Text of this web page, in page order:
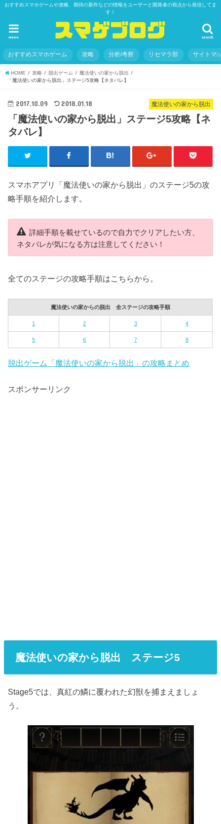
おすすめスマホゲームや攻略、期待の新作などの情報をユーザーと開発者の視点から発信してま
す！
search
menu
おすすめスマホゲーム 攻略 分析/考察 リセマラ部 サイトマ
HOME 攻略 脱出ゲーム
魔法使いの家から脱出
「魔法使いの家から脱出」ステージ5攻略【ネタバレ】
魔法使いの家から脱出
2017.10.09 2018.01.18
「魔法使いの家から脱出」ステージ5攻略【ネ
タバレ】
スマホアプリ「魔法使いの家から脱出」のステージ5の攻
略手順を紹介します。
詳細手順を載せているので自力でクリアしたい方、
ネタバレが気になる方は注意してください！
全てのステージの攻略手順はこちらから。
魔法使いの家からの脱出 全ステージの攻略手順
1 2 3 4
5 6 7 8
脱出ゲーム「魔法使いの家から脱出」の攻略まとめ
スポンサーリンク
魔法使いの家から脱出 ステージ5
Stage5では、真紅の鱗に覆われた幻獣を捕まえましょ
う。